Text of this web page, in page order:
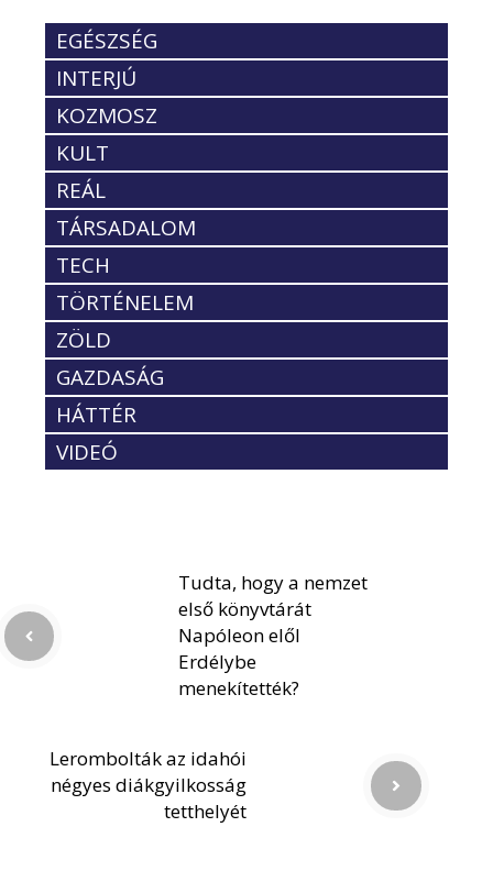
EGÉSZSÉG
INTERJÚ
KOZMOSZ
KULT
REÁL
TÁRSADALOM
TECH
TÖRTÉNELEM
ZÖLD
GAZDASÁG
HÁTTÉR
VIDEÓ
Tudta, hogy a nemzet
első könyvtárát
Napóleon elől
Erdélybe
menekítették?
Lerombolták az idahói
négyes diákgyilkosság
tetthelyét